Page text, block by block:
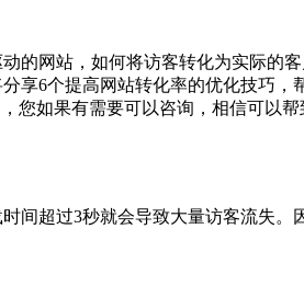
的网站，如何将访客转化为实际的
享6个提高网站转化率的优化技巧，
您如果有需要可以咨询，相信可以
间超过3秒就会导致大量访客流失。